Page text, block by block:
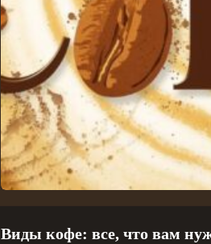
Виды кофе: все, что вам